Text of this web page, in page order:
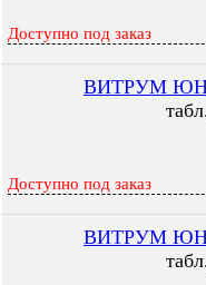
Доступно под заказ
ВИТРУМ
Доступно под заказ
ВИТРУМ